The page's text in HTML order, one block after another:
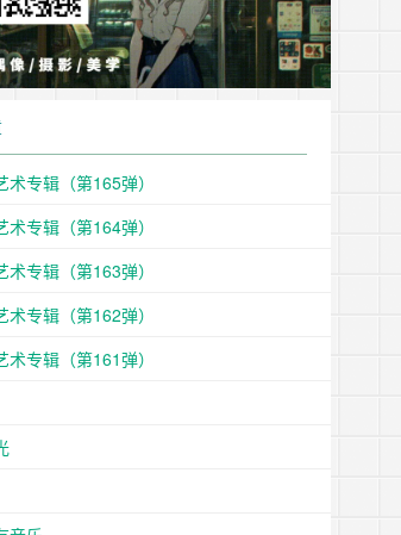
术专辑（第165弹）
术专辑（第164弹）
术专辑（第163弹）
术专辑（第162弹）
术专辑（第161弹）